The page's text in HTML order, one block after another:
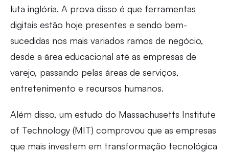
luta inglória. A prova disso é que ferramentas
digitais estão hoje presentes e sendo bem-
sucedidas nos mais variados ramos de negócio,
desde a área educacional até as empresas de
varejo, passando pelas áreas de serviços,
entretenimento e recursos humanos.
Além disso, um estudo do Massachusetts Institute
of Technology (MIT) comprovou que as empresas
que mais investem em transformação tecnológica